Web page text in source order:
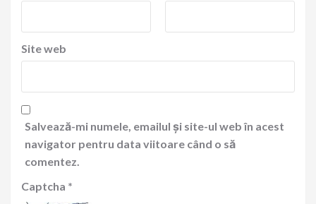
Site web
Salvează-mi numele, emailul și site-ul web în acest
navigator pentru data viitoare când o să
comentez.
Captcha *